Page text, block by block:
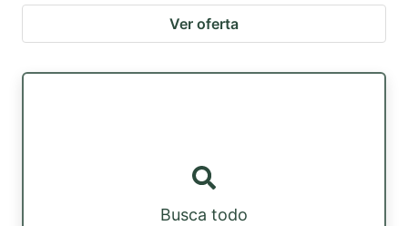
Ver oferta
Busca todo